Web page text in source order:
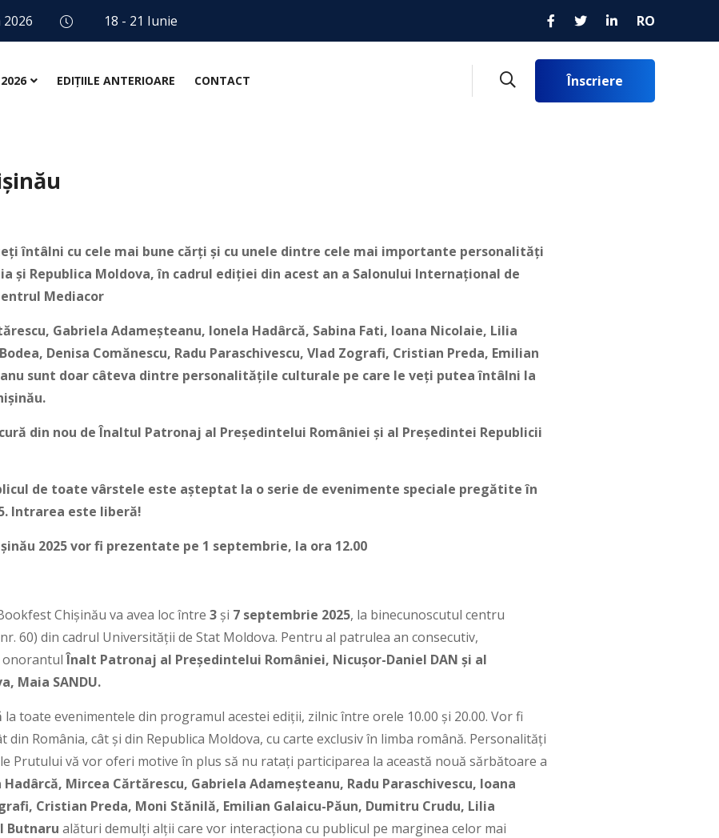
18 - 21 Iunie RO
EDIȚIILE ANTERIOARE CONTACT Înscriere
întâlni cu cele mai bune cărți și cu unele dintre cele mai importante personalități
și Republica Moldova, în cadrul ediției din acest an a Salonului Internațional de
Mediacor
Gabriela Adameșteanu, Ionela Hadârcă, Sabina Fati, Ioana Nicolaie, Lilia
Denisa Comănescu, Radu Paraschivescu, Vlad Zografi, Cristian Preda, Emilian
sunt doar câteva dintre personalitățile culturale pe care le veți putea întâlni la
.
din nou de Înaltul Patronaj al Președintelui României și al Președintei Republicii
de toate vârstele este așteptat la o serie de evenimente speciale pregătite în
Intrarea este liberă!
2025 vor fi prezentate pe 1 septembrie, la ora 12.00
Chișinău va avea loc între 3 și 7 septembrie 2025, la binecunoscutul centru
60) din cadrul Universității de Stat Moldova. Pentru al patrulea an consecutiv,
onorantulÎnalt Patronaj al Președintelui României, Nicușor-Daniel DAN și al
Maia SANDU.
la toate evenimentele din programul acestei ediții, zilnic între orele 10.00 și 20.00. Vor fi
România, cât și din Republica Moldova, cu carte exclusiv în limba română. Personalități
Prutului vă vor oferi motive în plus să nu rataţi participarea la această nouă sărbătoare a
Hadârcă, Mircea Cărtărescu, Gabriela Adameșteanu, Radu Paraschivescu, Ioana
Cristian Preda, Moni Stănilă, Emilian Galaicu-Păun, Dumitru Crudu, Lilia
Butnaru alături demulți alții care vor interacționa cu publicul pe marginea celor mai